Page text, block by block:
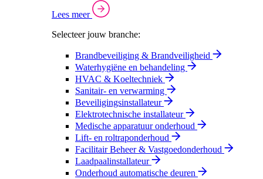
Lees meer
Selecteer jouw branche:
Brandbeveiliging & Brandveiligheid
Waterhygiëne en behandeling
HVAC & Koeltechniek
Sanitair- en verwarming
Beveiligingsinstallateur
Elektrotechnische installateur
Medische apparatuur onderhoud
Lift- en roltraponderhoud
Facilitair Beheer & Vastgoedonderhoud
Laadpaalinstallateur
Onderhoud automatische deuren